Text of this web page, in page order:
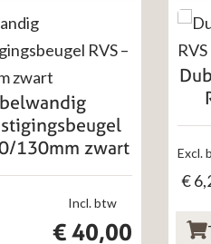
130mm zwart
Incl. btw
€40,00
Excl.
€